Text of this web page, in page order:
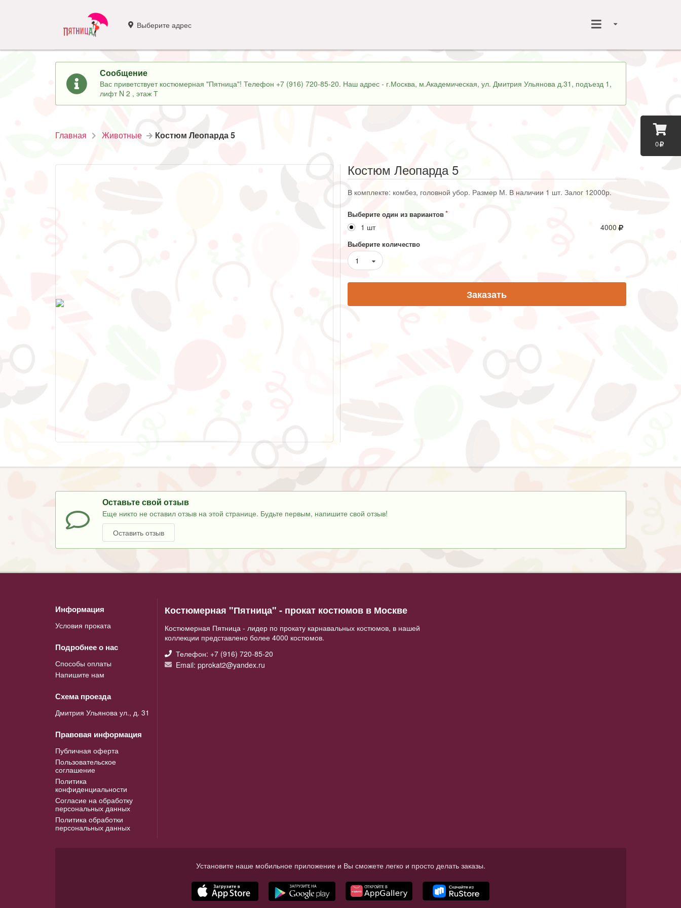
0
Выберите адрес
Сообщение
Вас приветствует костюмерная "Пятница"! Телефон +7 (916) 720-85-20. Наш адрес - г.Москва, м.Академическая, ул. Дмитрия Ульянова д.31, подъезд 1,
лифт N 2 , этаж Т
Главная Животные Костюм Леопарда 5
Костюм Леопарда 5
В комплекте: комбез, головной убор. Размер М. В наличии 1 шт. Залог 12000р.
Выберите один из вариантов
1 шт 4000
Выберите количество
1
Заказать
Оставьте свой отзыв
Еще никто не оставил отзыв на этой странице. Будьте первым, напишите свой отзыв!
Оставить отзыв
Информация
Условия проката
Подробнее о нас
Способы оплаты
Напишите нам
Схема проезда
Дмитрия Ульянова ул., д. 31
Правовая информация
Публичная оферта
Пользовательское
соглашение
Политика
конфиденциальности
Согласие на обработку
персональных данных
Политика обработки
персональных данных
Костюмерная "Пятница" - прокат костюмов в Москве
Костюмерная Пятница - лидер по прокату карнавальных костюмов, в нашей
коллекции представлено более 4000 костюмов.
Телефон: +7 (916) 720-85-20
Email: pprokat2@yandex.ru
Установите наше мобильное приложение и Вы сможете легко и просто делать заказы.